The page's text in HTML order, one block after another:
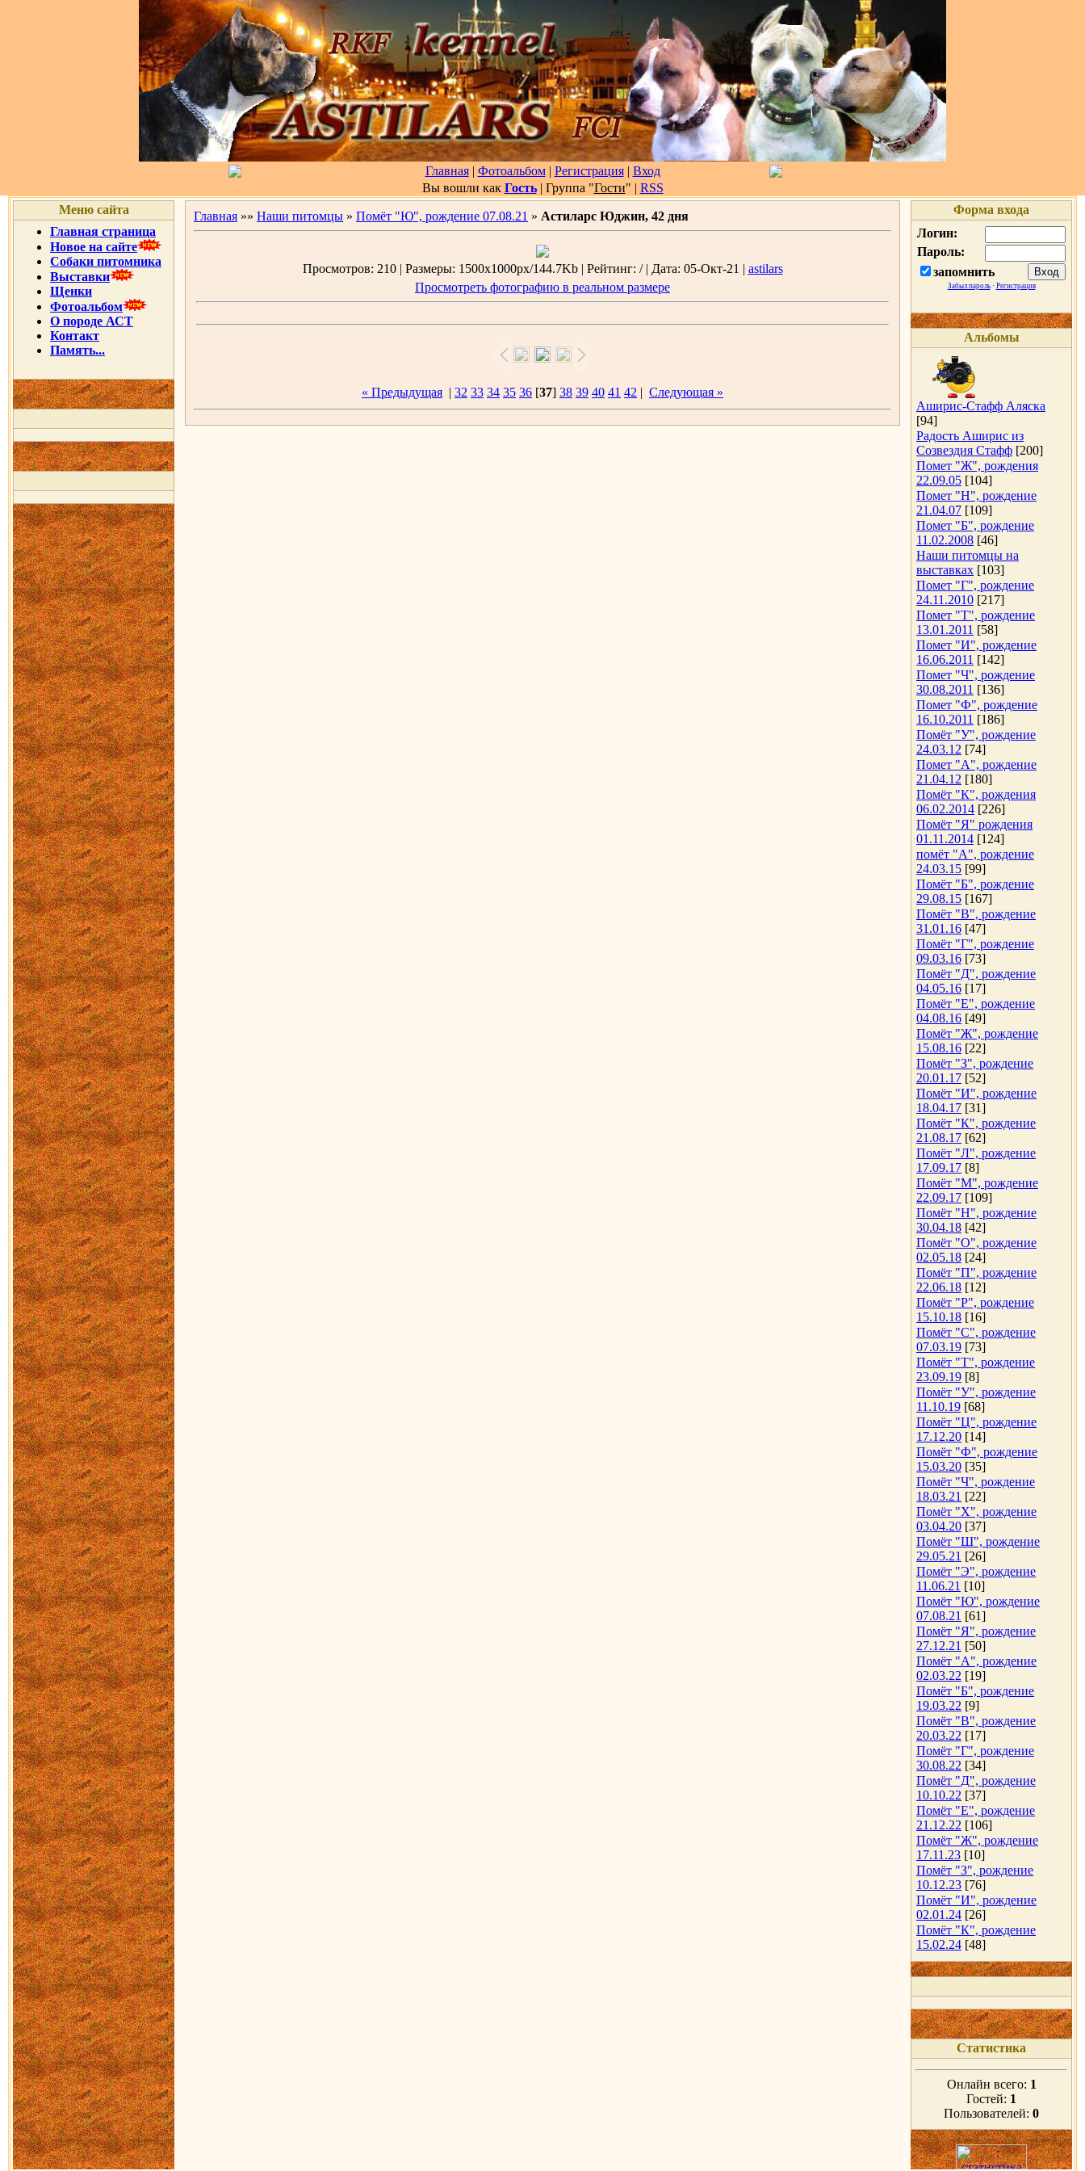
Главная| Фотоальбом| Регистрация| Вход
Вы вошли как Гость| Группа "Гости" | RSS
Меню сайта
Главная страница
Новое на сайте
Собаки питомника
Выставки
Щенки
Фотоальбом
О породе АСТ
Контакт
Память...
Главная »» Наши питомцы » Помёт "Ю", рождение 07.08.21 » Астиларс Юджин, 42 дня
Просмотров: 210 | Размеры: 1500x1000px/144.7Kb | Рейтинг: / | Дата: 05-Окт-21 | astilars
Просмотреть фотографию в реальном размере
« Предыдущая | 32 33 34 35 36 [37] 38 39 40 41 42 | Следующая »
Форма входа
Логин:
Пароль:
запомнить
Забыл пароль· Регистрация
Альбомы
Аширис-Стафф Аляска
[94]
Радость Аширис из
Созвездия Стафф [200]
Помет "Ж", рождения
22.09.05 [104]
Помет "Н", рождение
21.04.07 [109]
Помет "Б", рождение
11.02.2008 [46]
Наши питомцы на
выставках [103]
Помет "Г", рождение
24.11.2010 [217]
Помет "Т", рождение
13.01.2011 [58]
Помет "И", рождение
16.06.2011 [142]
Помет "Ч", рождение
30.08.2011 [136]
Помет "Ф", рождение
16.10.2011 [186]
Помёт "У", рождение
24.03.12 [74]
Помет "А", рождение
21.04.12 [180]
Помёт "К", рождения
06.02.2014 [226]
Помёт "Я" рождения
01.11.2014 [124]
помёт "А", рождение
24.03.15 [99]
Помёт "Б", рождение
29.08.15 [167]
Помёт "В", рождение
31.01.16 [47]
Помёт "Г", рождение
09.03.16 [73]
Помёт "Д", рождение
04.05.16 [17]
Помёт "Е", рождение
04.08.16 [49]
Помёт "Ж", рождение
15.08.16 [22]
Помёт "З", рождение
20.01.17 [52]
Помёт "И", рождение
18.04.17 [31]
Помёт "К", рождение
21.08.17 [62]
Помёт "Л", рождение
17.09.17 [8]
Помёт "М", рождение
22.09.17 [109]
Помёт "Н", рождение
30.04.18 [42]
Помёт "О", рождение
02.05.18 [24]
Помёт "П", рождение
22.06.18 [12]
Помёт "Р", рождение
15.10.18 [16]
Помёт "С", рождение
07.03.19 [73]
Помёт "Т", рождение
23.09.19 [8]
Помёт "У", рождение
11.10.19 [68]
Помёт "Ц", рождение
17.12.20 [14]
Помёт "Ф", рождение
15.03.20 [35]
Помёт "Ч", рождение
18.03.21 [22]
Помёт "Х", рождение
03.04.20 [37]
Помёт "Ш", рождение
29.05.21 [26]
Помёт "Э", рождение
11.06.21 [10]
Помёт "Ю", рождение
07.08.21 [61]
Помёт "Я", рождение
27.12.21 [50]
Помёт "А", рождение
02.03.22 [19]
Помёт "Б", рождение
19.03.22 [9]
Помёт "В", рождение
20.03.22 [17]
Помёт "Г", рождение
30.08.22 [34]
Помёт "Д", рождение
10.10.22 [37]
Помёт "Е", рождение
21.12.22 [106]
Помёт "Ж", рождение
17.11.23 [10]
Помёт "З", рождение
10.12.23 [76]
Помёт "И", рождение
02.01.24 [26]
Помёт "К", рождение
15.02.24 [48]
Статистика
Онлайн всего: 1
Гостей: 1
Пользователей: 0